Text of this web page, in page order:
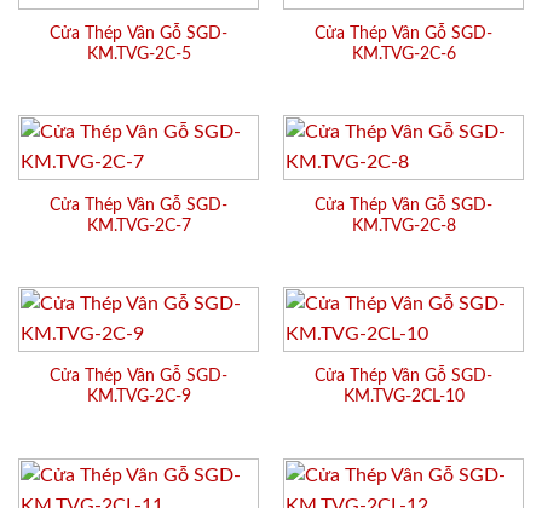
Cửa Thép Vân Gỗ SGD-
KM.TVG-2C-5
Cửa Thép Vân Gỗ SGD-
KM.TVG-2C-6
Cửa Thép Vân Gỗ SGD-
KM.TVG-2C-7
Cửa Thép Vân Gỗ SGD-
KM.TVG-2C-8
Cửa Thép Vân Gỗ SGD-
KM.TVG-2C-9
Cửa Thép Vân Gỗ SGD-
KM.TVG-2CL-10